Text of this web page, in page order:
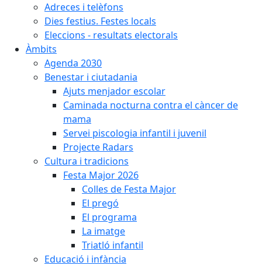
Adreces i telèfons
Dies festius. Festes locals
Eleccions - resultats electorals
Àmbits
Agenda 2030
Benestar i ciutadania
Ajuts menjador escolar
Caminada nocturna contra el càncer de
mama
Servei piscologia infantil i juvenil
Projecte Radars
Cultura i tradicions
Festa Major 2026
Colles de Festa Major
El pregó
El programa
La imatge
Triatló infantil
Educació i infància